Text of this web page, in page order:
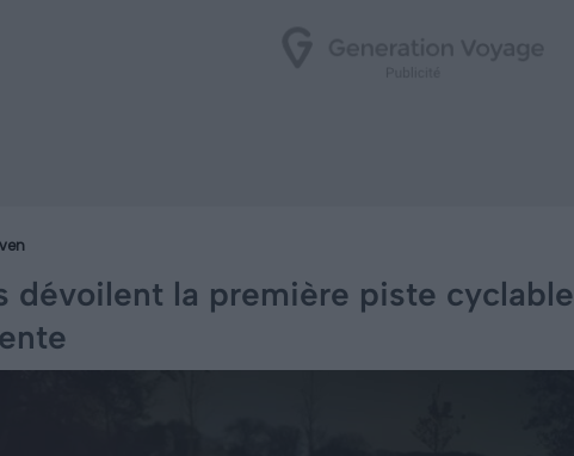
dévoilent la première piste cyclable